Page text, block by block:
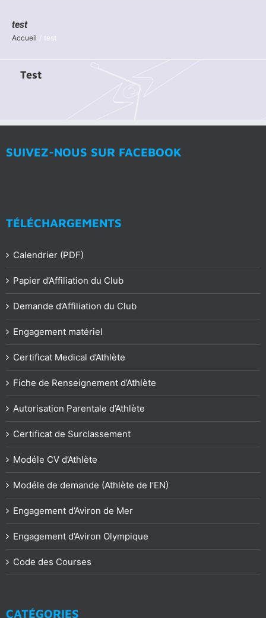
test
Accueil test
Test
SUIVEZ-NOUS SUR FACEBOOK
TÉLÉCHARGEMENTS
Calendrier (PDF)
Papier d’Affiliation du Club
Demande d’Affiliation du Club
Engagement matériel
Certificat Medical d’Athlète
Fiche de Renseignement d’Athlète
Autorisation Parentale d’Athlète
Certificat de Surclassement
Modéle CV d’Athlète
Modéle de demande (Athlète de l’EN)
Engagement d’Aviron de Mer
Engagement d’Aviron Olympique
Code des Courses
CATÉGORIES